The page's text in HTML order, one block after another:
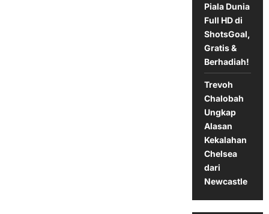
Piala Dunia
Full HD di
ShotsGoal,
Gratis &
Berhadiah!
Trevoh
Chalobah
Ungkap
Alasan
Kekalahan
Chelsea
dari
Newcastle